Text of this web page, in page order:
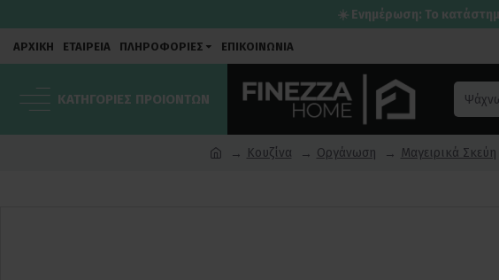
☀️ Ενημέρωση: Το
ΑΡΧΙΚΗ ΕΤΑΙΡΕΙΑ ΠΛΗΡΟΦΟΡΙΕΣ ΕΠΙΚΟΙΝΩΝΙΑ
ΚΑΤΗΓΟΡΙΕΣ ΠΡΟΙΟΝΤΩΝ
Κουζίνα Οργάνωση Μαγειρικά Σκεύη